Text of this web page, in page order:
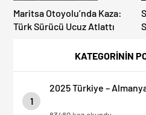
KATEGORİNİN
1
2025 Türkiye –
Maritsa Otoyolu’nda Kaza:
Türk Sürücü Ucuz Atlattı